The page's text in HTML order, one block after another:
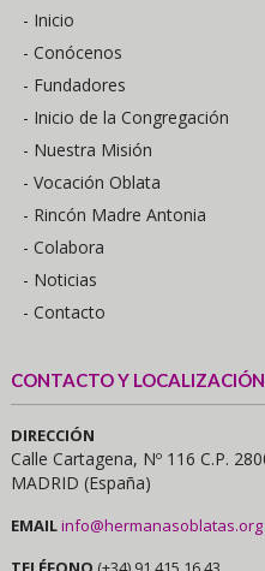
- Inicio
- Conócenos
- Fundadores
- Inicio de la Congregación
- Nuestra Misión
- Vocación Oblata
- Rincón Madre Antonia
- Colabora
- Noticias
- Contacto
CONTACTO Y LOCALIZACIÓN
DIRECCIÓN
Calle Cartagena, Nº 116 C.P.
MADRID (España)
EMAILinfo@hermanasoblatas.org